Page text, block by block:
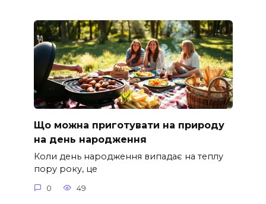
Що можна приготувати на природу
на день народження
Коли день народження випадає на теплу
пору року, це
0 49